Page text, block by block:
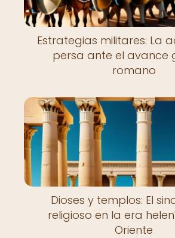
Estrategias militares: La
persa ante el avance
romano
Dioses y templos: El
religioso en la era
Oriente